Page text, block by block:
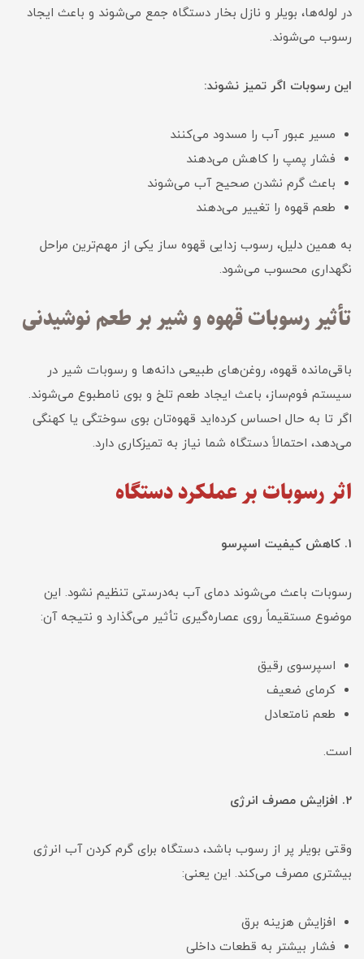
در لوله‌ها، بویلر و نازل بخار دستگاه جمع می‌شوند و باعث ایجاد
رسوب می‌شوند.
این رسوبات اگر تمیز نشوند:
مسیر عبور آب را مسدود می‌کنند
فشار پمپ را کاهش می‌دهند
باعث گرم نشدن صحیح آب می‌شوند
طعم قهوه را تغییر می‌دهند
به همین دلیل، رسوب زدایی قهوه ساز یکی از مهم‌ترین مراحل
نگهداری محسوب می‌شود.
تأثیر رسوبات قهوه و شیر بر طعم نوشیدنی
باقی‌مانده قهوه، روغن‌های طبیعی دانه‌ها و رسوبات شیر در
سیستم فوم‌ساز، باعث ایجاد طعم تلخ و بوی نامطبوع می‌شوند.
اگر تا به حال احساس کرده‌اید قهوه‌تان بوی سوختگی یا کهنگی
می‌دهد، احتمالاً دستگاه شما نیاز به تمیزکاری دارد.
اثر رسوبات بر عملکرد دستگاه
1. کاهش کیفیت اسپرسو
رسوبات باعث می‌شوند دمای آب به‌درستی تنظیم نشود. این
موضوع مستقیماً روی عصاره‌گیری تأثیر می‌گذارد و نتیجه آن:
اسپرسوی رقیق
کرمای ضعیف
طعم نامتعادل
است.
2. افزایش مصرف انرژی
وقتی بویلر پر از رسوب باشد، دستگاه برای گرم کردن آب انرژی
بیشتری مصرف می‌کند. این یعنی:
افزایش هزینه برق
فشار بیشتر به قطعات داخلی